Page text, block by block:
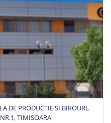
DE PRODUCTIE SI BIROURI,
TIMISOARA